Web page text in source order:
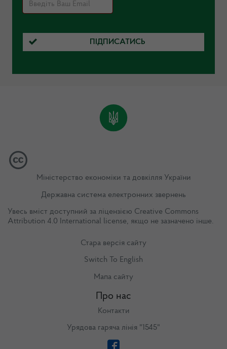
ПІДПИСАТИСЬ
Міністерство економіки та довкілля України
Державна система електронних звернень
Увесь вміст доступний за ліцензією Creative Commons
Attribution 4.0 International license, якщо не зазначено інше.
Стара версія сайту
Switch To English
Мапа сайту
Про нас
Контакти
Урядова гаряча лінія "1545"